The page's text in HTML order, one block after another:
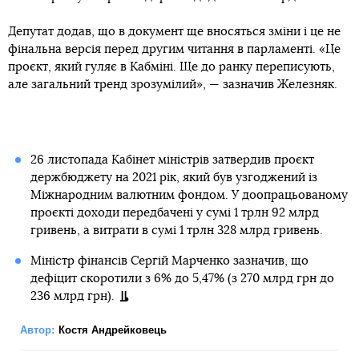
Депутат додав, що в документ ще вносяться зміни і це не
фінальна версія перед другим читання в парламенті. «Це
проєкт, який гуляє в Кабміні. Ще до ранку переписують,
але загальний тренд зрозумілий», — зазначив Железняк.
26 листопада Кабінет міністрів затвердив проєкт
держбюджету на 2021 рік, який був узгоджений із
Міжнародним валютним фондом. У доопрацьованому
проєкті доходи передбачені у сумі 1 трлн 92 млрд
гривень, а витрати в сумі 1 трлн 328 млрд гривень.
Міністр фінансів Сергій Марченко зазначив, що
дефіцит скоротили з 6% до 5,47% (з 270 млрд грн до
236 млрд грн).
Автор: Костя Андрейковець